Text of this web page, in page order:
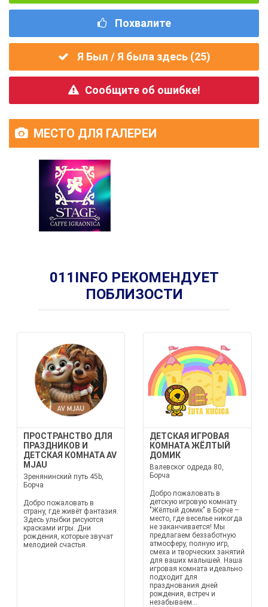
Похвалите
Я Был / Я была здесь (25)
Сообщите об ошибке!
МЕСТО ДЛЯ ГАЛЕРЕИ
011INFO РЕКОМЕНДУЕТ
ПОБЛИЗОСТИ
ПРОСТРАНСТВО ДЛЯ
ПРАЗДНИКОВ И
ДЕТСКАЯ КОМНАТА AV
MJAU
Зренянинский путь 45b,
Борча
Добро пожаловать в
страну, где живёт фантазия.
Здесь улыбки рисуются
красками игры. Дни
рождения, которые звучат
мелодией счастья.
ДЕТСКАЯ ИГРОВАЯ
КОМНАТА ЖЁЛТЫЙ
ДОМИК
Валевског одреда 80,
Борча
Добро пожаловать в
детскую игровую комнату
"Жёлтый домик" в Борче –
место, где веселье никогда
не заканчивается! Мы
предлагаем беззаботную
атмосферу, полную игр,
смеха и творческих занятий
для ваших малышей. Наша
игровая комната идеально
подходит для
празднования дней
рождения, встреч и
незабываем...